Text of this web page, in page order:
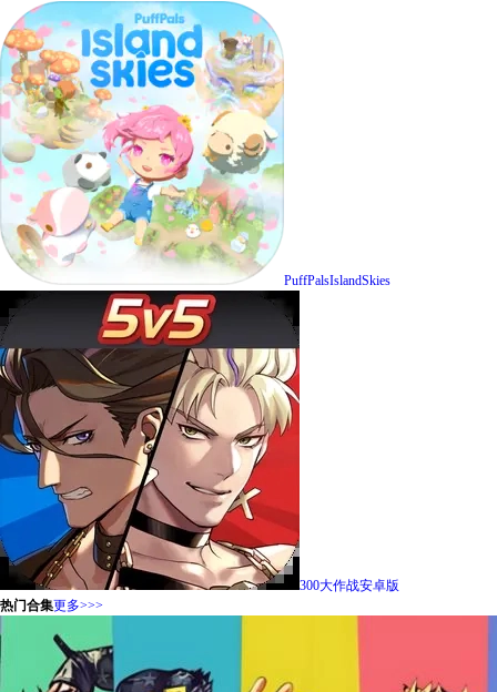
PuffPalsIslandSkies
300大作战安卓版
热门合集更多>>>